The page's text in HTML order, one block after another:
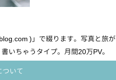
)」で綴ります。写真と旅が
いちゃうタイプ。月間20万PV。
いて